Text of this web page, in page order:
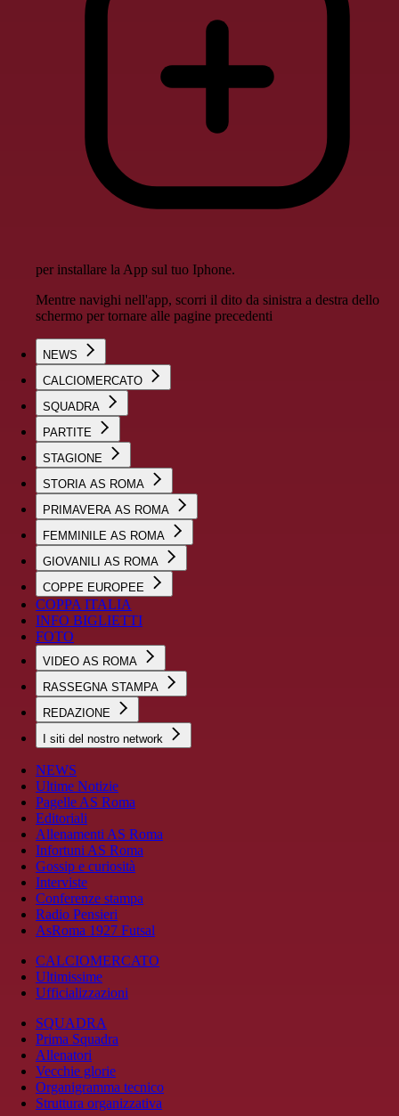
per installare la App sul tuo Iphone.
Mentre navighi nell'app, scorri il dito da sinistra a destra dello
schermo per tornare alle pagine precedenti
NEWS
CALCIOMERCATO
SQUADRA
PARTITE
STAGIONE
STORIA AS ROMA
PRIMAVERA AS ROMA
FEMMINILE AS ROMA
GIOVANILI AS ROMA
COPPE EUROPEE
COPPA ITALIA
INFO BIGLIETTI
FOTO
VIDEO AS ROMA
RASSEGNA STAMPA
REDAZIONE
I siti del nostro network
NEWS
Ultime Notizie
Pagelle AS Roma
Editoriali
Allenamenti AS Roma
Infortuni AS Roma
Gossip e curiosità
Interviste
Conferenze stampa
Radio Pensieri
AsRoma 1927 Futsal
CALCIOMERCATO
Ultimissime
Ufficializzazioni
SQUADRA
Prima Squadra
Allenatori
Vecchie glorie
Organigramma tecnico
Struttura organizzativa